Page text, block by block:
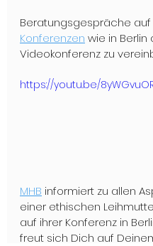
Beratungsgespräche
Konferenzen wie in
Videokonferenz zu
https://youtu.be/
MHB informiert zu allen
einer ethischen
auf ihrer Konferenz in
freut sich Dich auf